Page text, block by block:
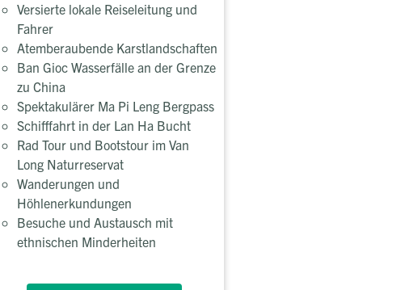
Versierte lokale Reiseleitung und
Fahrer
Atemberaubende Karstlandschaften
Ban Gioc Wasserfälle an der Grenze
zu China
Spektakulärer Ma Pi Leng Bergpass
Schifffahrt in der Lan Ha Bucht
Rad Tour und Bootstour im Van
Long Naturreservat
Wanderungen und
Höhlenerkundungen
Besuche und Austausch mit
ethnischen Minderheiten